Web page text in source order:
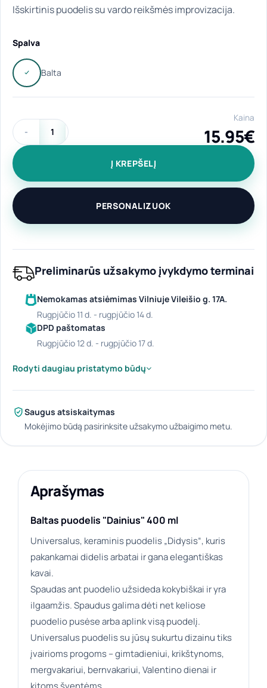
Išskirtinis puodelis su vardo reikšmės improvizacija.
Spalva
produkto kiekis: Baltas puodelis "Dainius" 400 ml
Kaina
15.95€
Į KREPŠELĮ
PERSONALIZUOK
Preliminarūs užsakymo įvykdymo terminai
Nemokamas atsiėmimas Vilniuje Vileišio g. 17A.
rugpjūčio 11 d. - rugpjūčio 14 d.
DPD paštomatas
rugpjūčio 12 d. - rugpjūčio 17 d.
Rodyti daugiau pristatymo būdų
Saugus atsiskaitymas
Mokėjimo būdą pasirinksite užsakymo užbaigimo metu.
Aprašymas
Baltas puodelis "Dainius" 400 ml
Universalus, keraminis puodelis „Didysis“, kuris
pakankamai didelis arbatai ir gana elegantiškas
kavai.
Spaudas ant puodelio užsideda kokybiškai ir yra
ilgaamžis. Spaudus galima dėti net keliose
puodelio pusėse arba aplink visą puodelį.
Universalus puodelis su jūsų sukurtu dizainu tiks
įvairioms progoms – gimtadieniui, krikštynoms,
mergvakariui, bernvakariui, Valentino dienai ir